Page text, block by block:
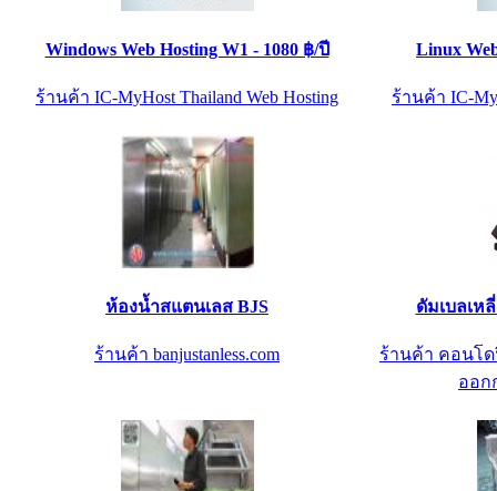
Windows Web Hosting W1 - 1080 ฿/ปี
ร้านค้า IC-MyHost Thailand Web Hosting
Linux
ร้านค้า IC-
ห้องน้ำสแตนเลส BJS
ร้านค้า banjustanless.com
ดัมเบลเห
ร้านค้า คอนโด
ออก